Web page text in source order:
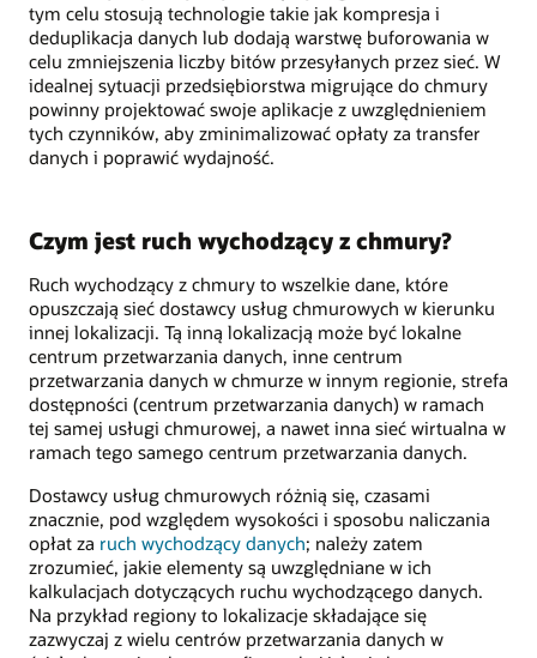
tym celu stosują technologie takie jak kompresja i
deduplikacja danych lub dodają warstwę buforowania w
celu zmniejszenia liczby bitów przesyłanych przez sieć. W
idealnej sytuacji przedsiębiorstwa migrujące do chmury
powinny projektować swoje aplikacje z uwzględnieniem
tych czynników, aby zminimalizować opłaty za transfer
danych i poprawić wydajność.
Czym jest ruch wychodzący z chmury?
Ruch wychodzący z chmury to wszelkie dane, które
opuszczają sieć dostawcy usług chmurowych w kierunku
innej lokalizacji. Tą inną lokalizacją może być lokalne
centrum przetwarzania danych, inne centrum
przetwarzania danych w chmurze w innym regionie, strefa
dostępności (centrum przetwarzania danych) w ramach
tej samej usługi chmurowej, a nawet inna sieć wirtualna w
ramach tego samego centrum przetwarzania danych.
Dostawcy usług chmurowych różnią się, czasami
znacznie, pod względem wysokości i sposobu naliczania
opłat za ruch wychodzący danych; należy zatem
zrozumieć, jakie elementy są uwzględniane w ich
kalkulacjach dotyczących ruchu wychodzącego danych.
Na przykład regiony to lokalizacje składające się
zazwyczaj z wielu centrów przetwarzania danych w